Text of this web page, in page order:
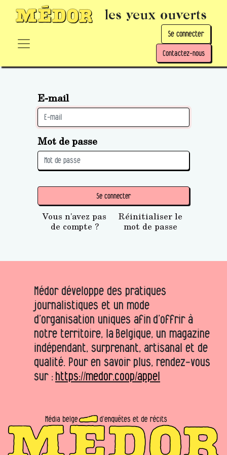
les yeux ouverts
Se connecter
Contactez-nous
E-mail
Mot de passe
Se connecter
Vous n'avez pas
de compte ?
Réinitialiser le
mot de passe
Médor développe des pratiques
journalistiques et un mode
d’organisation uniques afin d’offrir à
notre territoire, la Belgique, un magazine
indépendant, surprenant, artisanal et de
qualité. Pour en savoir plus, rendez-vous
sur : https://medor.coop/appel